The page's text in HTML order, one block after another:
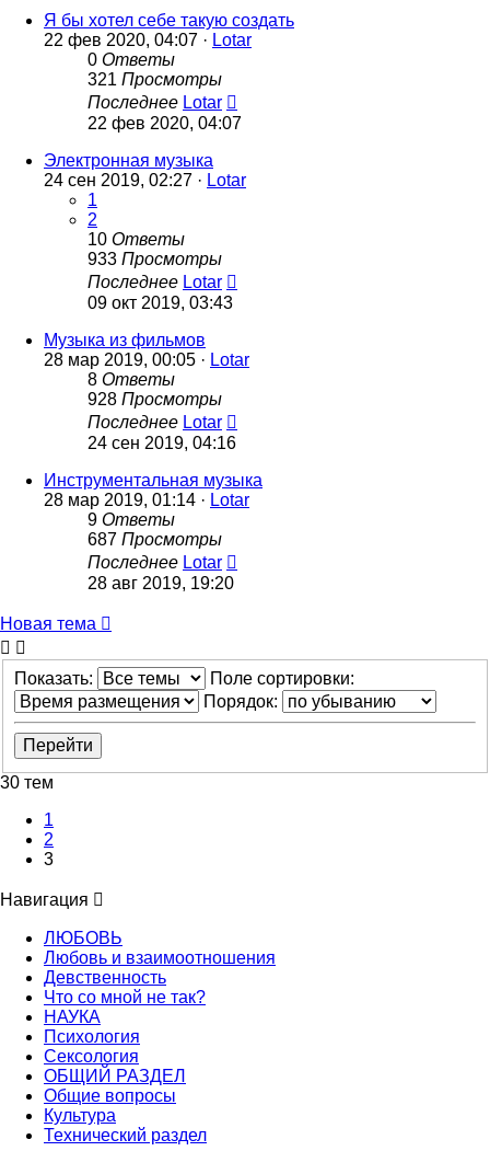
Я бы хотел себе такую создать
22 фев 2020, 04:07 · Lotar
0 Ответы
321 Просмотры
Последнее Lotar
22 фев 2020, 04:07
Электронная музыка
24 сен 2019, 02:27 · Lotar
1
2
10 Ответы
933 Просмотры
Последнее Lotar
09 окт 2019, 03:43
Музыка из фильмов
28 мар 2019, 00:05 · Lotar
8 Ответы
928 Просмотры
Последнее Lotar
24 сен 2019, 04:16
Инструментальная музыка
28 мар 2019, 01:14 · Lotar
9 Ответы
687 Просмотры
Последнее Lotar
28 авг 2019, 19:20
Новая тема
Показать:
Поле сортировки:
Порядок:
30 тем
1
2
3
Навигация
ЛЮБОВЬ
Любовь и взаимоотношения
Девственность
Что со мной не так?
НАУКА
Психология
Сексология
ОБЩИЙ РАЗДЕЛ
Общие вопросы
Культура
Технический раздел